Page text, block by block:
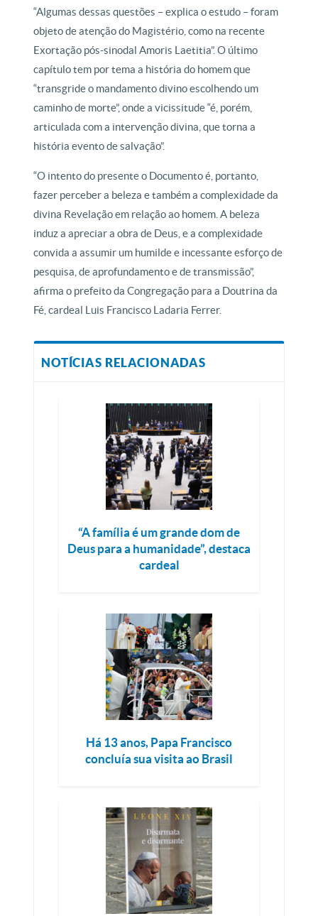
“Algumas dessas questões – explica o estudo – foram
objeto de atenção do Magistério, como na recente
Exortação pós-sinodal Amoris Laetitia”. O último
capítulo tem por tema a história do homem que
“transgride o mandamento divino escolhendo um
caminho de morte”, onde a vicissitude “é, porém,
articulada com a intervenção divina, que torna a
história evento de salvação”.
“O intento do presente o Documento é, portanto,
fazer perceber a beleza e também a complexidade da
divina Revelação em relação ao homem. A beleza
induz a apreciar a obra de Deus, e a complexidade
convida a assumir um humilde e incessante esforço de
pesquisa, de aprofundamento e de transmissão”,
afirma o prefeito da Congregação para a Doutrina da
Fé, cardeal Luis Francisco Ladaria Ferrer.
NOTÍCIAS RELACIONADAS
“A família é um grande dom de
Deus para a humanidade”, destaca
cardeal
Há 13 anos, Papa Francisco
concluía sua visita ao Brasil